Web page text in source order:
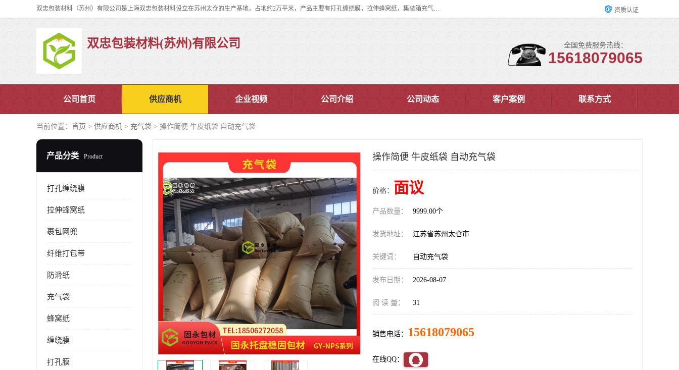
双忠包装材料（苏州）有限公司是上海双忠包装材料设立在苏州太仓的生产基地，占地约2万平米，产品主要有打孔缠绕膜，拉伸蜂窝纸，集装箱充气袋，滑托板，打包带，裹包网兜，防滑纸等箱体和托盘的运输和保护性包材。固永包材®，GooYon Pack®，是我们保护性包装材料的专属品牌。 资质认证
双忠包装材料(苏州)有限公司 全国免费服务热线：
15618079065
公司首页 供应商机 企业视频 公司介绍 公司动态 客户案例 联系方式
当前位置： 首页 > 供应商机 > 充气袋 > 操作简便 牛皮纸袋 自动充气袋
产品分类 Product
打孔缠绕膜
拉伸蜂窝纸
裹包网兜
纤维打包带
防滑纸
充气袋
蜂窝纸
缠绕膜
打孔膜
操作简便 牛皮纸袋 自动充气袋
价格： 面议
产品数量： 9999.00个
发货地址： 江苏省苏州太仓市
关键词： 自动充气袋
发布日期： 2026-08-07
阅 读 量： 31
销售电话： 15618079065
在线QQ：